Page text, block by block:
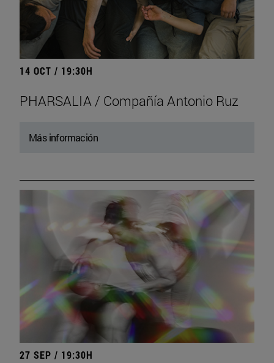
14 OCT / 19:30H
PHARSALIA / Compañía Antonio Ruz
Más información
27 SEP / 19:30H